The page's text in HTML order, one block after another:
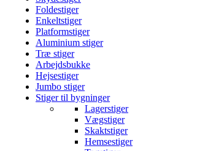
Foldestiger
Enkeltstiger
Platformstiger
Aluminium stiger
Træ stiger
Arbejdsbukke
Hejsestiger
Jumbo stiger
Stiger til bygninger
Lagerstiger
Vægstiger
Skaktstiger
Hemsestiger